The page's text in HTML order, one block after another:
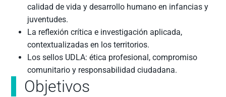
calidad de vida y desarrollo humano en infancias y
juventudes.
La reflexión crítica e investigación aplicada,
contextualizadas en los territorios.
Los sellos UDLA: ética profesional, compromiso
comunitario y responsabilidad ciudadana.
Objetivos